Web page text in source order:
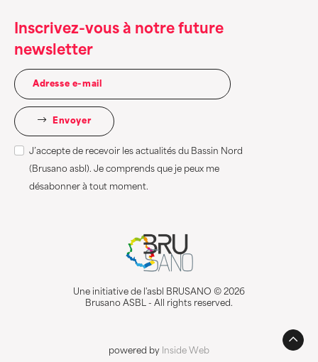
Inscrivez-vous à notre future
newsletter
Envoyer
J’accepte de recevoir les actualités du Bassin Nord
(Brusano asbl). Je comprends que je peux me
désabonner à tout moment.
Une initiative de l'asbl BRUSANO © 2026
Brusano ASBL - All rights reserved.
powered by Inside Web